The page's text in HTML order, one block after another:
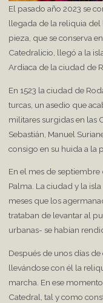
El pasado año 2023 se
llegada de la reliquia del
pieza, que se conserva
Catedralicio, llegó a la
Ardiaca de la ciudad de
En 1523 la ciudad de
turcas, un asedio que
militares surgidas en las
Sebastián, Manuel
consigo en su huida a la
En el mes de septiembre
Palma. La ciudad y la
meses que los
trataban de levantar al
urbanas- se habían
Después de unos días
llevándose con él la
marcha. En ese
Catedral, tal y como